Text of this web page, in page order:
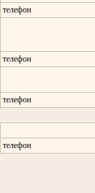
телефон
телефон
телефон
телефон